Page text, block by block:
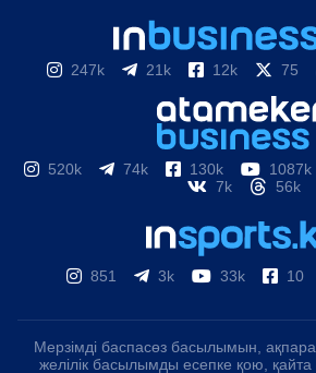
247k 21k 12k 75
520k 74k 130k 1087k
7k
56k
851 3k 33k 10
Мерзімді баспасөз басылымын,
желілік басылымды есепке қою,